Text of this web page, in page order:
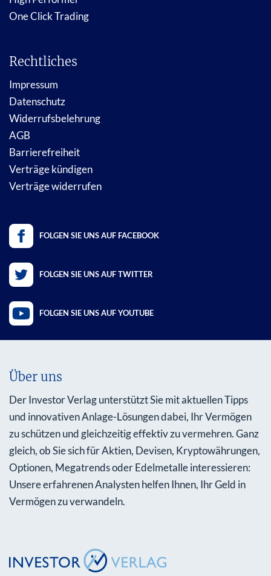
One Click Trading
Rechtliches
Impressum
Datenschutz
Widerrufsbelehrung
AGB
Barrierefreiheit
Verträge kündigen
Verträge widerrufen
FOLGEN SIE UNS AUF FACEBOOK
FOLGEN SIE UNS AUF TWITTER
FOLGEN SIE UNS AUF YOUTUBE
Über uns
Der Investor Verlag unterstützt Sie mit aktuellen Tipps
und innovativen Anlage-Lösungen dabei, Ihr Vermögen
zu schützen und gleichzeitig effektiv zu vermehren. Ganz
gleich, ob Sie sich für Aktien, Devisen, Kryptowährungen,
Optionen, Megatrends oder Edelmetalle interessieren:
Unsere erfahrenen Analysten helfen Ihnen, Ihr Geld in
Vermögen zu verwandeln.